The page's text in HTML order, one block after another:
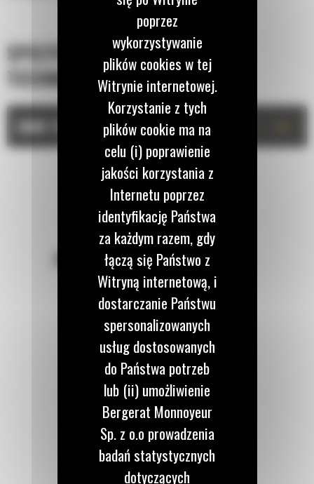
SPECYFIKACJA
TECHNICZNA
DANE TECHNICZNE
POZOSTAŃMY W KONTAKCIE
Zadzwoń do nas
122 100 122
Napisz do nas
WYŚLIJ WIADOMOŚĆ
poprzez
wykorzystywanie
plików cookies w tej
Witrynie internetowej.
Korzystanie z tych
plików cookie ma na
celu (i) poprawienie
jakości korzystania z
Internetu poprzez
identyfikację Państwa
za każdym razem, gdy
łączą się Państwo z
Witryną internetową, i
dostarczanie Państwu
spersonalizowanych
usług dostosowanych
do Państwa potrzeb
lub (ii) umożliwienie
Bergerat Monnoyeur
Sp. z o.o prowadzenia
badań statystycznych
dotyczących